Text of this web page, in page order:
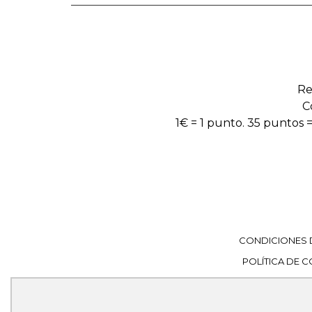
1€ = 1 punto. 35 puntos
CONDICIONES
POLÍTICA DE